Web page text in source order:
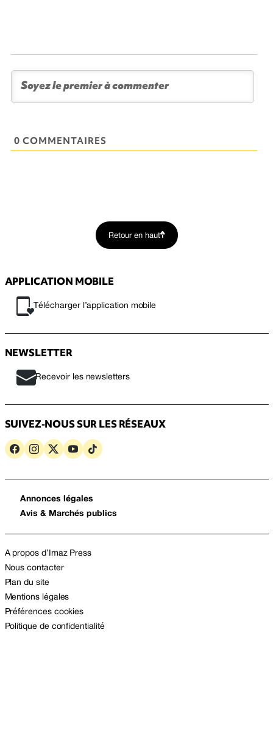
0 COMMENTAIRES
Retour en haut
APPLICATION MOBILE
Télécharger l’application mobile
NEWSLETTER
Recevoir les newsletters
SUIVEZ-NOUS SUR LES RÉSEAUX
Annonces légales
Avis & Marchés publics
A propos d’Imaz Press
Nous contacter
Plan du site
Mentions légales
Préférences cookies
Politique de confidentialité